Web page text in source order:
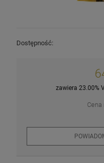
Dostępność:
zawiera 23.00%
Cena